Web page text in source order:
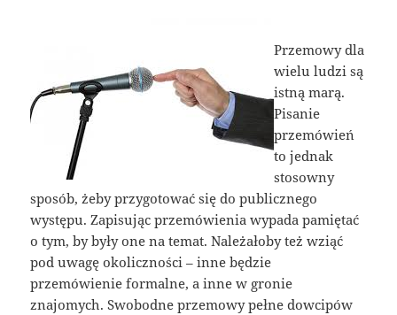
Przemowy dla
wielu ludzi są
istną marą.
Pisanie
przemówień
to jednak
stosowny
sposób, żeby przygotować się do publicznego
występu. Zapisując przemówienia wypada pamiętać
o tym, by były one na temat. Należałoby też wziąć
pod uwagę okoliczności – inne będzie
przemówienie formalne, a inne w gronie
znajomych. Swobodne przemowy pełne dowcipów